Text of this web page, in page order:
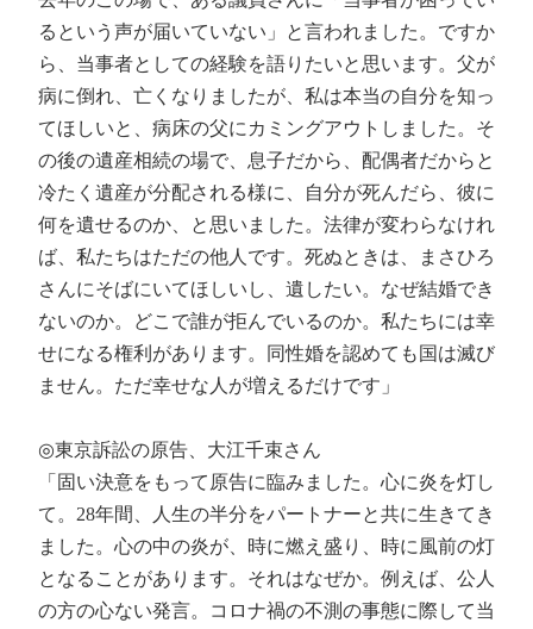
るという声が届いていない」と言われました。ですか
ら、当事者としての経験を語りたいと思います。父が
病に倒れ、亡くなりましたが、私は本当の自分を知っ
てほしいと、病床の父にカミングアウトしました。そ
の後の遺産相続の場で、息子だから、配偶者だからと
冷たく遺産が分配される様に、自分が死んだら、彼に
何を遺せるのか、と思いました。法律が変わらなけれ
ば、私たちはただの他人です。死ぬときは、まさひろ
さんにそばにいてほしいし、遺したい。なぜ結婚でき
ないのか。どこで誰が拒んでいるのか。私たちには幸
せになる権利があります。同性婚を認めても国は滅び
ません。ただ幸せな人が増えるだけです」
◎東京訴訟の原告、大江千束さん
「固い決意をもって原告に臨みました。心に炎を灯し
て。28年間、人生の半分をパートナーと共に生きてき
ました。心の中の炎が、時に燃え盛り、時に風前の灯
となることがあります。それはなぜか。例えば、公人
の方の心ない発言。コロナ禍の不測の事態に際して当